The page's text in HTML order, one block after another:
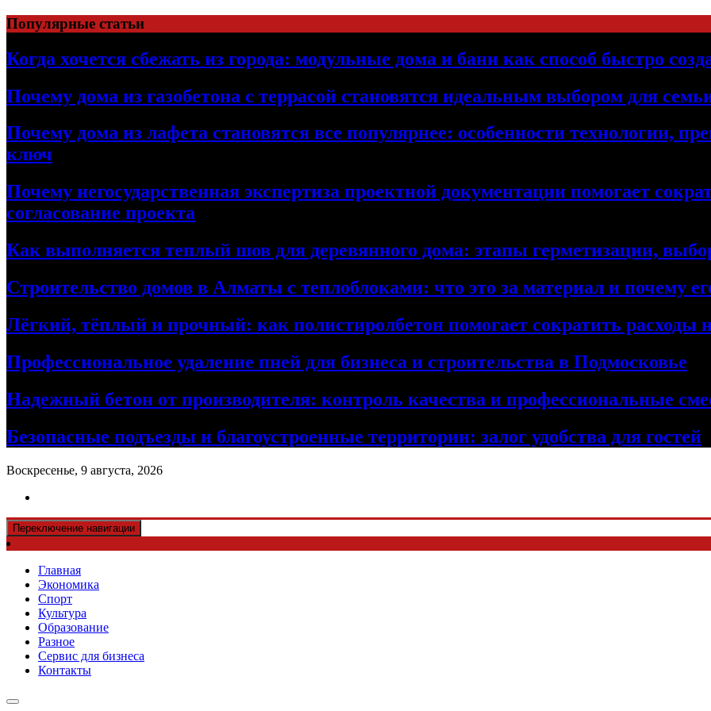
Перейти
к
содержимому
Популярные статьи
Когда хочется сбежать из города: модульные дома и бани как способ быстро
Почему дома из газобетона с террасой становятся идеальным выбором для
Почему дома из лафета становятся все популярнее: особенности технологии,
ключ
Почему негосударственная экспертиза проектной документации помогает
согласование проекта
Как выполняется теплый шов для деревянного дома: этапы герметизации,
Строительство домов в Алматы с теплоблоками: что это за материал и почему
Лёгкий, тёплый и прочный: как полистиролбетон помогает сократить расходы
Профессиональное удаление пней для бизнеса и строительства в Подмосковье
Надежный бетон от производителя: контроль качества и профессиональные
Безопасные подъезды и благоустроенные территории: залог удобства для гостей
Воскресенье, 9 августа, 2026
Переключение навигации
Главная
Экономика
Спорт
Культура
Образование
Разное
Сервис для бизнеса
Контакты